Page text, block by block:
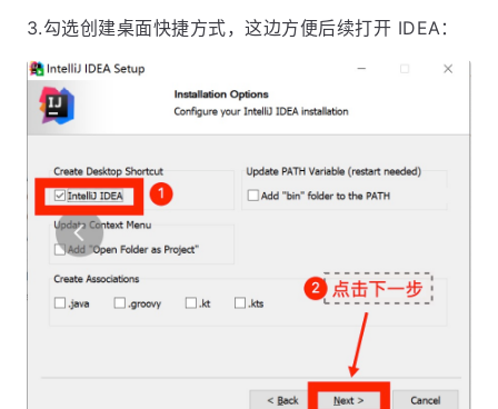
3.勾选创建桌面快捷方式，这边方便后续打开 IDEA：